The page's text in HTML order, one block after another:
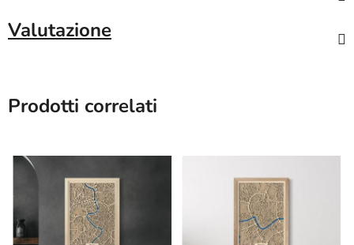
Valutazione
Prodotti correlati